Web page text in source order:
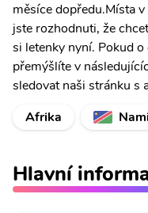
měsíce dopředu.Místa
jste rozhodnuti, že
si letenky nyní. Pokud
přemýšlíte v
sledovat naši stránku s
Afrika
Hlavní